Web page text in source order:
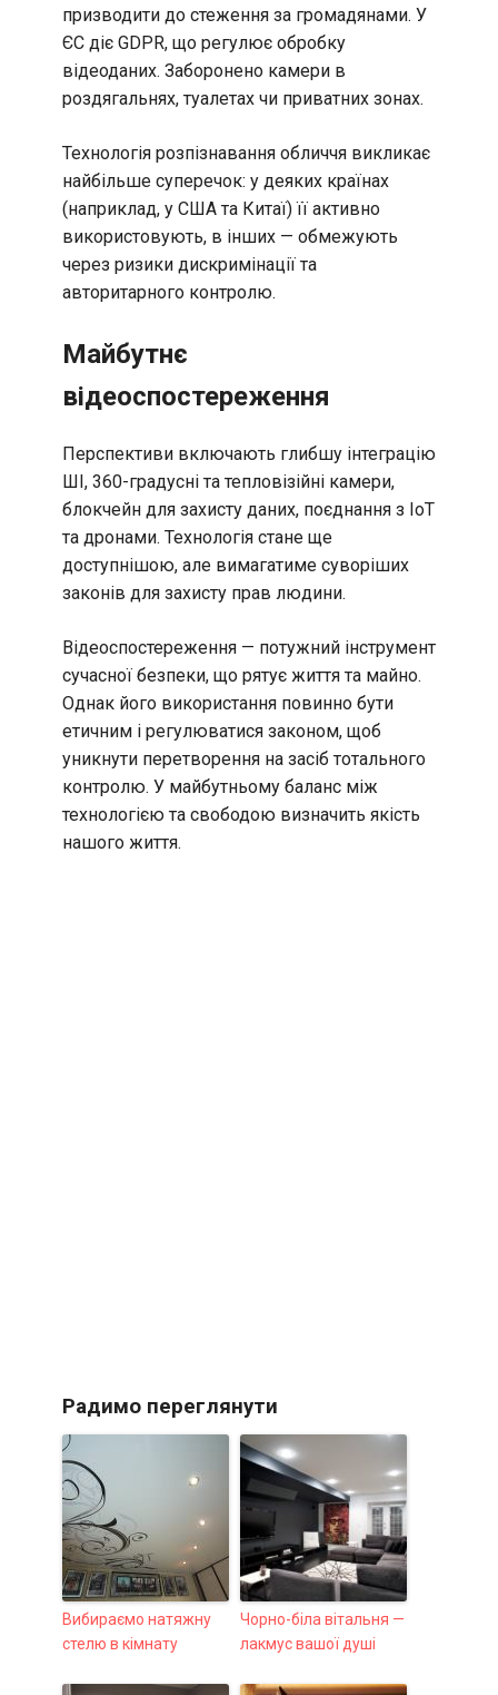
призводити до стеження за громадянами. У
ЄС діє GDPR, що регулює обробку
відеоданих. Заборонено камери в
роздягальнях, туалетах чи приватних зонах.
Технологія розпізнавання обличчя викликає
найбільше суперечок: у деяких країнах
(наприклад, у США та Китаї) її активно
використовують, в інших — обмежують
через ризики дискримінації та
авторитарного контролю.
Майбутнє
відеоспостереження
Перспективи включають глибшу інтеграцію
ШІ, 360-градусні та тепловізійні камери,
блокчейн для захисту даних, поєднання з IoT
та дронами. Технологія стане ще
доступнішою, але вимагатиме суворіших
законів для захисту прав людини.
Відеоспостереження — потужний інструмент
сучасної безпеки, що рятує життя та майно.
Однак його використання повинно бути
етичним і регулюватися законом, щоб
уникнути перетворення на засіб тотального
контролю. У майбутньому баланс між
технологією та свободою визначить якість
нашого життя.
Радимо переглянути
Вибираємо натяжну
стелю в кімнату
Чорно-біла вітальня —
лакмус вашої душі